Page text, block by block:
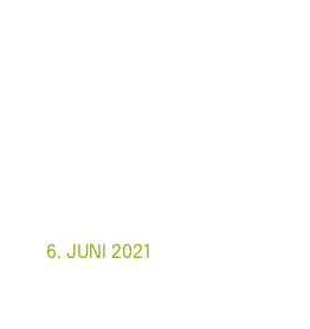
6. JUNI 2021